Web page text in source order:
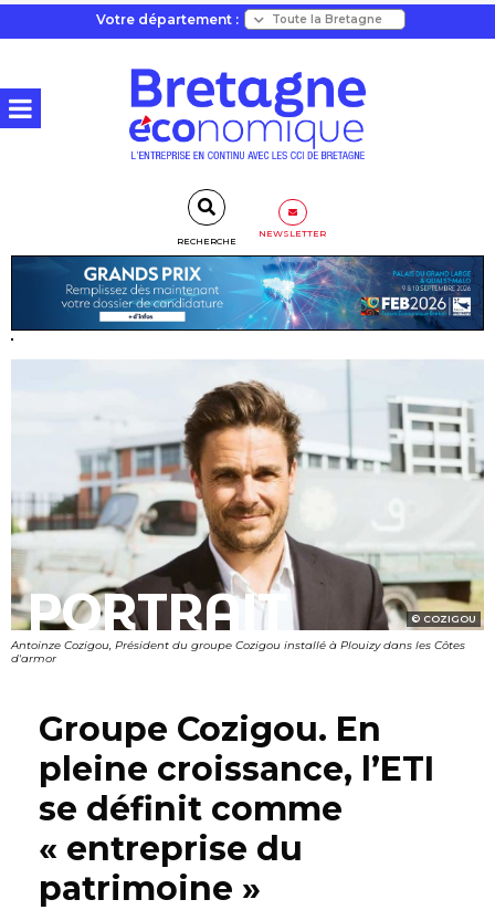
Votre département :
RECHERCHE
NEWSLETTER
PORTRAIT COZIGOU
Antoinze Cozigou, Président du groupe Cozigou installé à Plouizy dans les Côtes
d'armor
Groupe Cozigou. En
pleine croissance, l’ETI
se définit comme
« entreprise du
patrimoine »